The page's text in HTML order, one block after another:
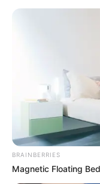
BRAINBERRIES
Magnetic Floating